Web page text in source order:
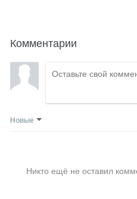
Комментарии
Новые
Никто ещё не оставил